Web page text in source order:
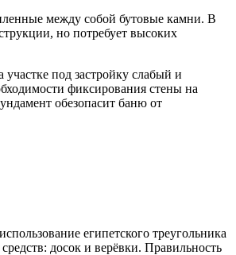
между собой бутовые камни. В
но потребует высоких
под застройку слабый и
фиксирования стены на
обезопасит баню от
египетского треугольника
досок и верёвки. Правильность